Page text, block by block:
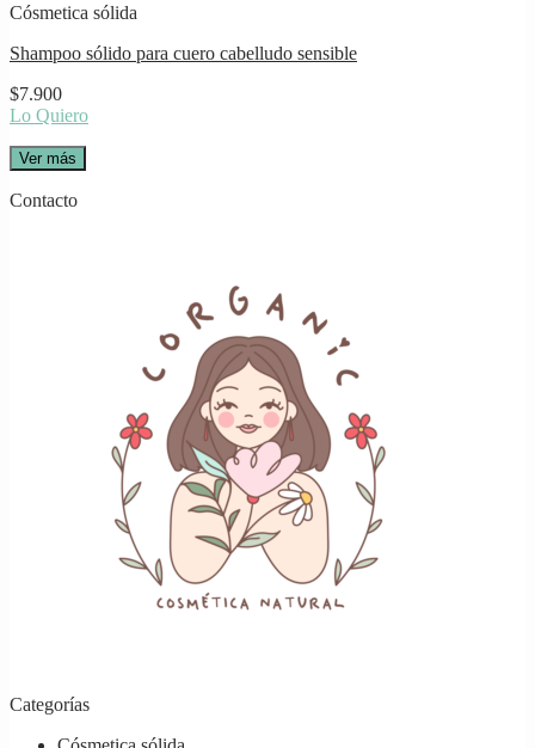
Cósmetica sólida
Shampoo sólido para cuero cabelludo sensible
$7.900
Lo Quiero
Ver más
Contacto
Categorías